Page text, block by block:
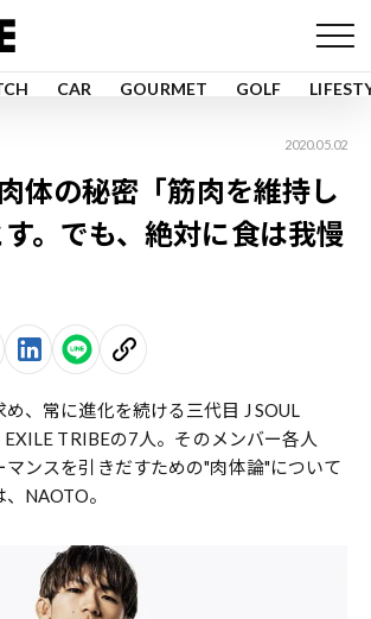
CAR GOURMET GOLF
2020.05.02
体の秘密「筋肉を維持し
。でも、絶対に食は我慢
、常に進化を続ける三代目 J SOUL
TRIBEの7人。そのメンバー各人
マンスを引きだすための"肉体論"について
NAOTO。